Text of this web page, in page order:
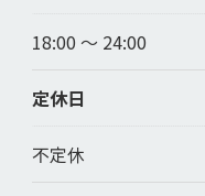
18:00 〜 24:00
定休日
不定休